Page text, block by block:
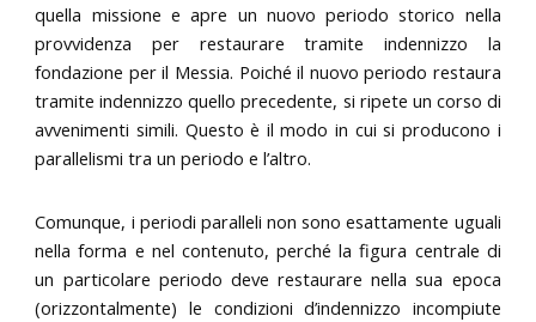
quella missione e apre un nuovo periodo storico nella
provvidenza per restaurare tramite indennizzo la
fondazione per il Messia. Poiché il nuovo periodo restaura
tramite indennizzo quello precedente, si ripete un corso di
avvenimenti simili. Questo è il modo in cui si producono i
parallelismi tra un periodo e l’altro.
Comunque, i periodi paralleli non sono esattamente uguali
nella forma e nel contenuto, perché la figura centrale di
un particolare periodo deve restaurare nella sua epoca
(orizzontalmente) le condizioni d’indennizzo incompiute